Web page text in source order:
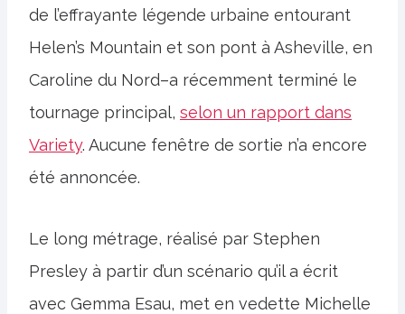
de l’effrayante légende urbaine entourant
Helen’s Mountain et son pont à Asheville, en
Caroline du Nord–a récemment terminé le
tournage principal, selon un rapport dans
Variety. Aucune fenêtre de sortie n’a encore
été annoncée.
Le long métrage, réalisé par Stephen
Presley à partir d’un scénario qu’il a écrit
avec Gemma Esau, met en vedette Michelle